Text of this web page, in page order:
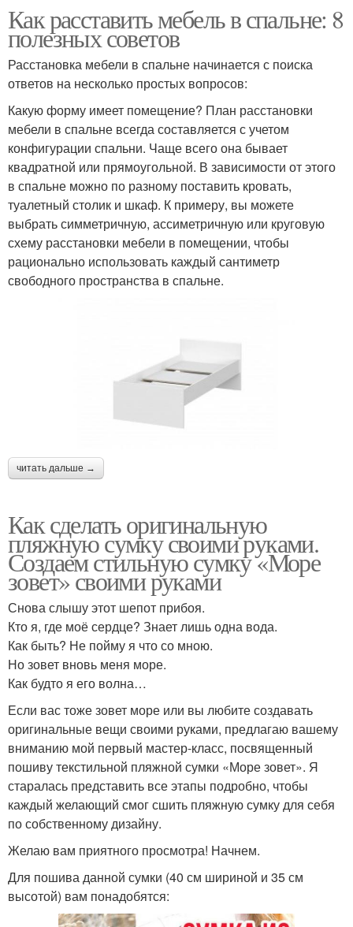
Как расставить мебель в спальне: 8
полезных советов
Расстановка мебели в спальне начинается с поиска
ответов на несколько простых вопросов:
Какую форму имеет помещение? План расстановки
мебели в спальне всегда составляется с учетом
конфигурации спальни. Чаще всего она бывает
квадратной или прямоугольной. В зависимости от этого
в спальне можно по разному поставить кровать,
туалетный столик и шкаф. К примеру, вы можете
выбрать симметричную, ассиметричную или круговую
схему расстановки мебели в помещении, чтобы
рационально использовать каждый сантиметр
свободного пространства в спальне.
читать дальше →
Как сделать оригинальную
пляжную сумку своими руками.
Создаем стильную сумку «Море
зовет» своими руками
Снова слышу этот шепот прибоя.
Кто я, где моё сердце? Знает лишь одна вода.
Как быть? Не пойму я что со мною.
Но зовет вновь меня море.
Как будто я его волна…
Если вас тоже зовет море или вы любите создавать
оригинальные вещи своими руками, предлагаю вашему
вниманию мой первый мастер-класс, посвященный
пошиву текстильной пляжной сумки «Море зовет». Я
старалась представить все этапы подробно, чтобы
каждый желающий смог сшить пляжную сумку для себя
по собственному дизайну.
Желаю вам приятного просмотра! Начнем.
Для пошива данной сумки (40 см шириной и 35 см
высотой) вам понадобятся: